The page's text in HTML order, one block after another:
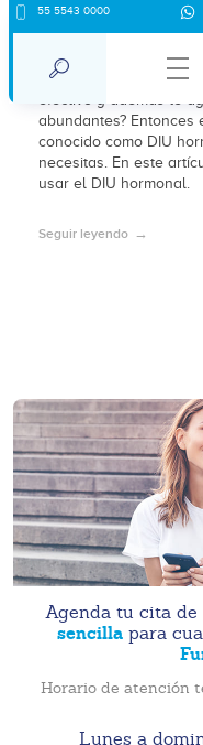
55 5543 0000
5 ventajas de
¿Estás buscando un
efectivo y además te
abundantes? Entonces
conocido como DIU
necesitas. En este
usar el DIU hormonal.
Seguir leyendo
Agenda tu cita de
sencilla para
Horario de atención
Lunes a